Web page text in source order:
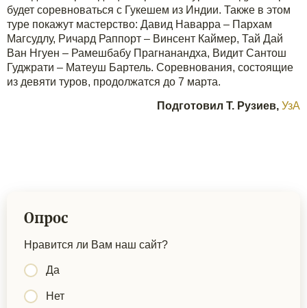
будет соревноваться с Гукешем из Индии. Также в этом
туре покажут мастерство: Давид Наварра – Пархам
Магсудлу, Ричард Раппорт – Винсент Каймер, Тай Дай
Ван Нгуен – Рамешбабу Прагнанандха, Видит Сантош
Гуджрати – Матеуш Бартель. Соревнования, состоящие
из девяти туров, продолжатся до 7 марта.
Подготовил Т. Рузиев, УзА
Опрос
Нравится ли Вам наш сайт?
Да
Нет